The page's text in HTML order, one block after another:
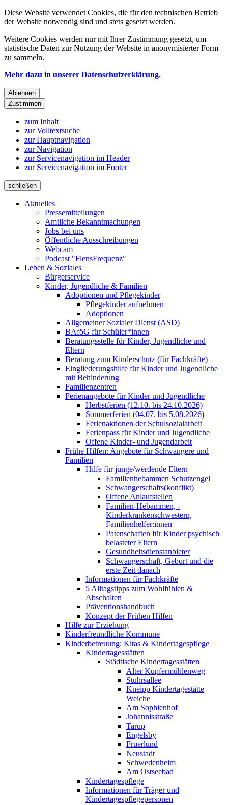
Diese Website verwendet Cookies, die für den technischen Betrieb
der Website notwendig sind und stets gesetzt werden.
Weitere Cookies werden nur mit Ihrer Zustimmung gesetzt, um
statistische Daten zur Nutzung der Website in anonymisierter Form
zu sammeln.
Mehr dazu in unserer Datenschutzerklärung.
Ablehnen
Zustimmen
zum Inhalt
zur Volltextsuche
zur Hauptnavigation
zur Navigation
zur Servicenavigation im Header
zur Servicenavigation im Footer
schließen
Aktuelles
Pressemitteilungen
Amtliche Bekanntmachungen
Jobs bei uns
Öffentliche Ausschreibungen
Webcam
Podcast "FlensFrequenz"
Leben & Soziales
Bürgerservice
Kinder, Jugendliche & Familien
Adoptionen und Pflegekinder
Pflegekinder aufnehmen
Adoptionen
Allgemeiner Sozialer Dienst (ASD)
BAföG für Schüler*innen
Beratungsstelle für Kinder, Jugendliche und
Eltern
Beratung zum Kinderschutz (für Fachkräfte)
Eingliederungshilfe für Kinder und Jugendliche
mit Behinderung
Familienzentren
Ferienangebote für Kinder und Jugendliche
Herbstferien (12.10. bis 24.10.2026)
Sommerferien (04.07. bis 5.08.2026)
Ferienaktionen der Schulsozialarbeit
Ferienpass für Kinder und Jugendliche
Offene Kinder- und Jugendarbeit
Frühe Hilfen: Angebote für Schwangere und
Familien
Hilfe für junge/werdende Eltern
Familienhebammen Schutzengel
Schwangerschafts(konflikt)
Offene Anlaufstellen
Familien-Hebammen, -
Kinderkrankenschwestern,
Familienhelfer:innen
Patenschaften für Kinder psychisch
belasteter Eltern
Gesundheitsdienstanbieter
Schwangerschaft, Geburt und die
erste Zeit danach
Informationen für Fachkräfte
5 Alltagstipps zum Wohlfühlen &
Abschalten
Präventionshandbuch
Konzept der Frühen Hilfen
Hilfe zur Erziehung
Kinderfreundliche Kommune
Kinderbetreuung: Kitas & Kindertagespflege
Kindertagesstätten
Städtische Kindertagesstätten
Alter Kupfermühlenweg
Stuhrsallee
Kneipp Kindertagestätte
Weiche
Am Sophienhof
Johannisstraße
Tarup
Engelsby
Fruerlund
Neustadt
Schwedenheim
Am Ostseebad
Kindertagespflege
Informationen für Träger und
Kindertagespflegepersonen